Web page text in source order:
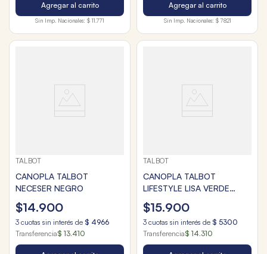
Agregar al carrito
Sin Imp. Nacionales: $ 11.771
Agregar al carrito
Sin Imp. Nacionales: $ 7821
TALBOT
CANOPLA TALBOT
NECESER NEGRO
$14.900
3 cuotas sin interés de $ 4966
Transferencia$ 13.410
TALBOT
CANOPLA TALBOT
LIFESTYLE LISA VERDE
MENTA 2 CIERRES
$15.900
3 cuotas sin interés de $ 5300
Transferencia$ 14.310